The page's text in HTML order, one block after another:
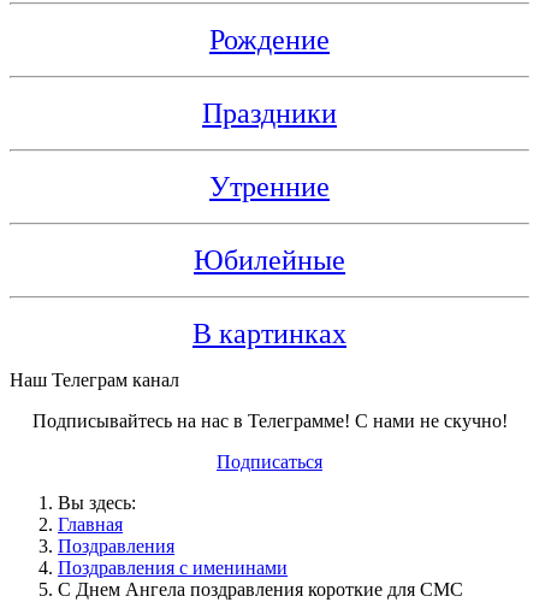
Рождение
Праздники
Утренние
Юбилейные
В картинках
Наш Телеграм канал
Подписывайтесь на нас в Телеграмме! С нами не скучно!
Подписаться
Вы здесь:
Главная
Поздравления
Поздравления с именинами
С Днем Ангела поздравления короткие для СМС